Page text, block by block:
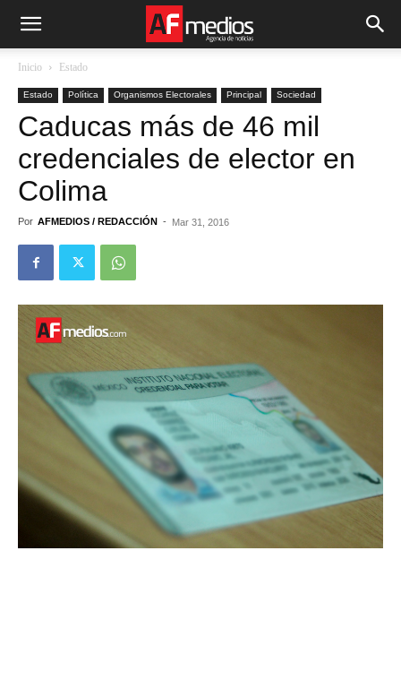
Inicio Estado
Estado Política Organismos Electorales Principal Sociedad
Caducas más de 46 mil
credenciales de elector en
Colima
Por AFMEDIOS / REDACCIÓN - Mar 31, 2016